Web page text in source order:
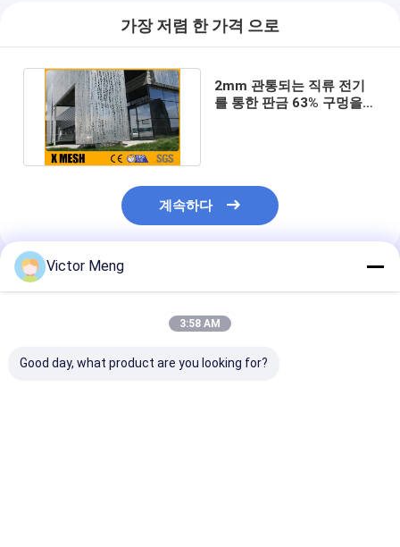
가장 저렴 한 가격 으로
2mm 관통되는 직류 전기
를 통한 판금 63% 구멍을
계속하다
추천된 제품
Victor Meng
3:58 AM
Good day, what product are you looking for?